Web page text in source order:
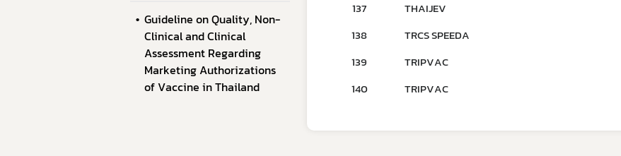
Guideline on Quality, Non-
Clinical and Clinical
Assessment Regarding
Marketing Authorizations
of Vaccine in Thailand
137
THAIJEV
138
TRCS SPEEDA
139
TRIPVAC
140
TRIPVAC